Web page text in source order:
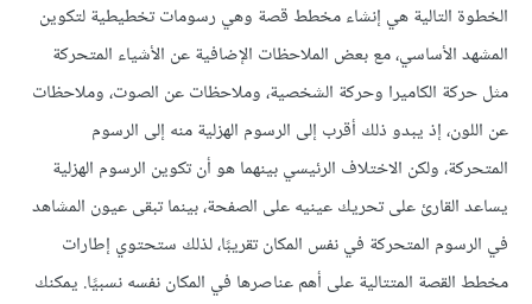
الخطوة التالية هي إنشاء مخطط قصة وهي رسومات تخطيطية لتكوين
المشهد الأساسي، مع بعض الملاحظات الإضافية عن الأشياء المتحركة
مثل حركة الكاميرا وحركة الشخصية، وملاحظات عن الصوت، وملاحظات
عن اللون، إذ يبدو ذلك أقرب إلى الرسوم الهزلية منه إلى الرسوم
المتحركة، ولكن الاختلاف الرئيسي بينهما هو أن تكوين الرسوم الهزلية
يساعد القارئ على تحريك عينيه على الصفحة، بينما تبقى عيون المشاهد
في الرسوم المتحركة في نفس المكان تقريبًا، لذلك ستحتوي إطارات
مخطط القصة المتتالية على أهم عناصرها في المكان نفسه نسبيًا. يمكنك